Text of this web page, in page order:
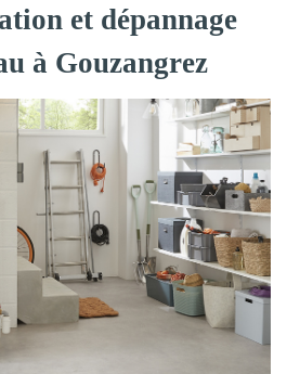
et dépannage
à Gouzangrez